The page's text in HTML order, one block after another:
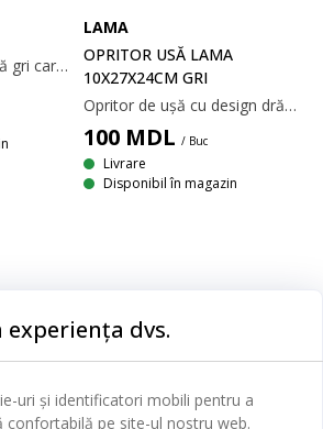
Opritor ușă din pânză gri care menține ușile deschise. Mânerul din frânghie îl face ușor de mutat. 20x10x20 cm
LAMA
OPRITOR USĂ LAMA
10X27X24CM GRI
Opritor de ușă cu design drăguț de lamă care adaugă farmec decorului casei în timp ce menține ușile deschise. Confecționat Din poliester. Umplută cu nisip. 10x27x24 cm
100 MDL / Buc
Livrare
Disponibil în magazin
3.600 de magazine în 50 de țări.
experiența dvs.
uri și identificatori mobili pentru a
confortabilă pe site-ul nostru web.